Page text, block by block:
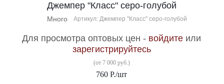
Джемпер "Класс" серо-голубой
Много Артикул: Джемпер "Класс" серо-голубой
Для просмотра оптовых цен - войдите или
зарегистрируйтесь
(от 7 000 руб.)
760 Р./шт